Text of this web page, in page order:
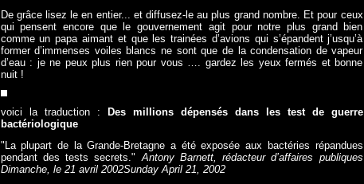
De grâce lisez le en entier... et diffusez-le au plus grand nombre. Et pour ceux
qui pensent encore que le gouvernement agit pour notre plus grand bien
comme un papa aimant et que les trainées d’avions qui s’épandent j’usqu’à
former d’immenses voiles blancs ne sont que de la condensation de vapeur
d’eau : je ne peux plus rien pour vous …. gardez les yeux fermés et bonne
nuit !
voici la traduction :
Des millions dépensés dans les test de guerre
bactériologique
"La plupart de la Grande-Bretagne a été exposée aux bactéries répandues
pendant des tests secrets."Antony Barnett, rédacteur d’affaires publiques
Dimanche, le 21 avril 2002Sunday April 21, 2002